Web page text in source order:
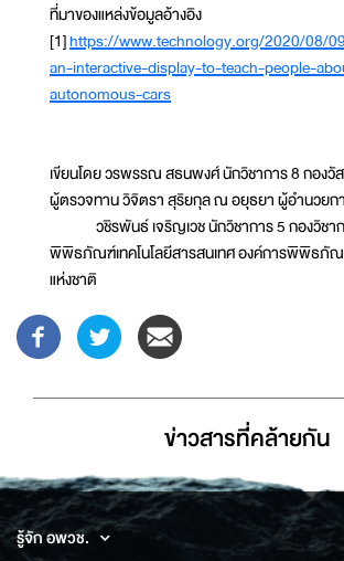
ที่มาของแหล่งข้อมูลอ้างอิง
[1]https://www.technology.org/2020/08/
an-interactive-display-to-teach-people-
autonomous-cars
เขียนโดย วรพรรณ สธนพงศ์ นักวิชาการ 8 กองวั
ผู้ตรวจทาน วิจิตรา สุริยกุล ณ อยุธยา ผู้อำนวยก
วชิรพันธ์ เจริญเวช นักวิชาการ 5 กองวิชา
พิพิธภัณฑ์เทคโนโลยีสารสนเทศ องค์การพิพิธภั
แห่งชาติ
ข่าวสารที่่คล้ายกัน
รู้จัก อพวช.